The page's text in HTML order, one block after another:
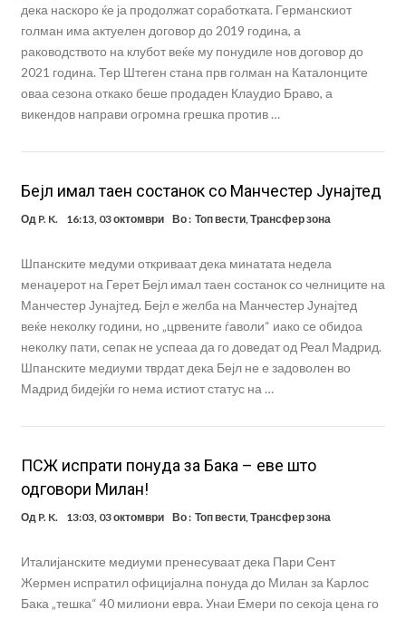
дека наскоро ќе ја продолжат соработката. Германскиот
голман има актуелен договор до 2019 година, а
раководството на клубот веќе му понудиле нов договор до
2021 година. Тер Штеген стана прв голман на Каталонците
оваа сезона откако беше продаден Клаудио Браво, а
викендов направи огромна грешка против …
Бејл имал таен состанок со Манчестер Јунајтед
Од P. K. 16:13, 03 октомври Во : Топ вести, Трансфер зона
Шпанските медуми откриваат дека минатата недела
менаџерот на Герет Бејл имал таен состанок со челниците на
Манчестер Јунајтед. Бејл е желба на Манчестер Јунајтед
веќе неколку години, но „црвените ѓаволи“ иако се обидоа
неколку пати, сепак не успеаа да го доведат од Реал Мадрид.
Шпанските медиуми тврдат дека Бејл не е задоволен во
Мадрид бидејќи го нема истиот статус на …
ПСЖ испрати понуда за Бака – еве што
одговори Милан!
Од P. K. 13:03, 03 октомври Во : Топ вести, Трансфер зона
Италијанските медиуми пренесуваат дека Пари Сент
Жермен испратил официјална понуда до Милан за Карлос
Бака „тешка“ 40 милиони евра. Унаи Емери по секоја цена го